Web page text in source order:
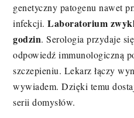
genetyczny patogenu nawet
infekcji.Laboratorium
godzin. Serologia przydaje
odpowiedź immunologiczną
szczepieniu. Lekarz łączy
wywiadem. Dzięki temu
serii domysłów.